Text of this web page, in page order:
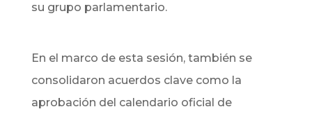
su grupo parlamentario.
​En el marco de esta sesión, también se
consolidaron acuerdos clave como la
aprobación del calendario oficial de